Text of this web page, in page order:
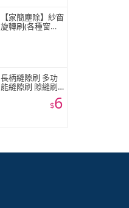
【家簡塵除】紗窗
旋轉刷(各種窗紗
長柄縫隙刷 多功
能縫隙刷 隙縫刷
夾縫刷 長柄刷 清
潔刷 門窗縫隙 磁
$6